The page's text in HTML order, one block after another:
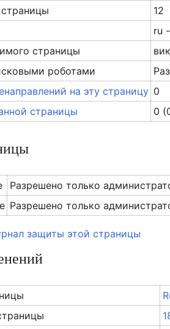
12
ru
страницы
роботами
на эту страницу 0
страницы
0
Разрешено только
Разрешено только
защиты этой страницы